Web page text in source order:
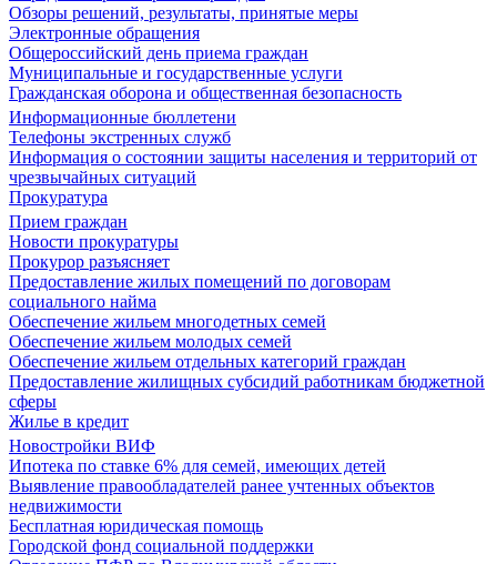
Обзоры решений, результаты, принятые меры
Электронные обращения
Общероссийский день приема граждан
Муниципальные и государственные услуги
Гражданская оборона и общественная безопасность
Информационные бюллетени
Телефоны экстренных служб
Информация о состоянии защиты населения и территорий от
чрезвычайных ситуаций
Прокуратура
Прием граждан
Новости прокуратуры
Прокурор разъясняет
Предоставление жилых помещений по договорам
социального найма
Обеспечение жильем многодетных семей
Обеспечение жильем молодых семей
Обеспечение жильем отдельных категорий граждан
Предоставление жилищных субсидий работникам бюджетной
сферы
Жилье в кредит
Новостройки ВИФ
Ипотека по ставке 6% для семей, имеющих детей
Выявление правообладателей ранее учтенных объектов
недвижимости
Бесплатная юридическая помощь
Городской фонд социальной поддержки